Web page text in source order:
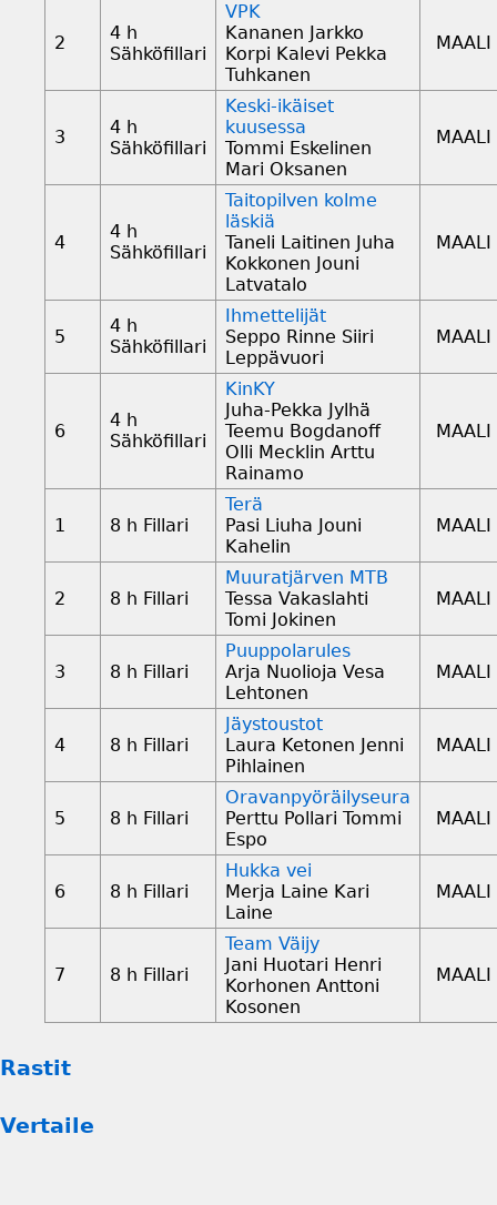
2
4 h
Sähköfillari
VPK
Kananen Jarkko
Korpi Kalevi Pekka
Tuhkanen
MAALI
3
4 h
Sähköfillari
Keski-ikäiset
kuusessa
Tommi Eskelinen
Mari Oksanen
MAALI
4
4 h
Sähköfillari
Taitopilven kolme
läskiä
Taneli Laitinen Juha
Kokkonen Jouni
Latvatalo
MAALI
5
4 h
Sähköfillari
Ihmettelijät
Seppo Rinne Siiri
Leppävuori
MAALI
6
4 h
Sähköfillari
KinKY
Juha-Pekka Jylhä
Teemu Bogdanoff
Olli Mecklin Arttu
Rainamo
MAALI
1 8 h Fillari
Terä
Pasi Liuha Jouni
Kahelin
MAALI
2 8 h Fillari
Muuratjärven MTB
Tessa Vakaslahti
Tomi Jokinen
MAALI
3 8 h Fillari
Puuppolarules
Arja Nuolioja Vesa
Lehtonen
MAALI
4 8 h Fillari
Jäystoustot
Laura Ketonen Jenni
Pihlainen
MAALI
5 8 h Fillari
Oravanpyöräilyseura
Perttu Pollari Tommi
Espo
MAALI
6 8 h Fillari
Hukka vei
Merja Laine Kari
Laine
MAALI
7 8 h Fillari
Team Väijy
Jani Huotari Henri
Korhonen Anttoni
Kosonen
MAALI
Rastit
Vertaile